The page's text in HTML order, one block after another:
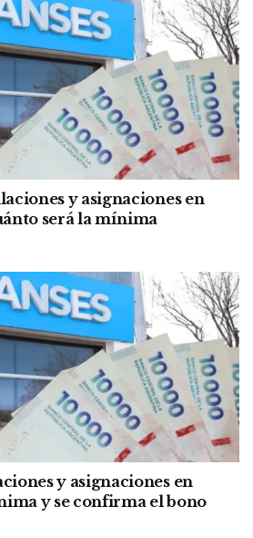
y asignaciones en
será la mínima
y asignaciones en
y se confirma el bono